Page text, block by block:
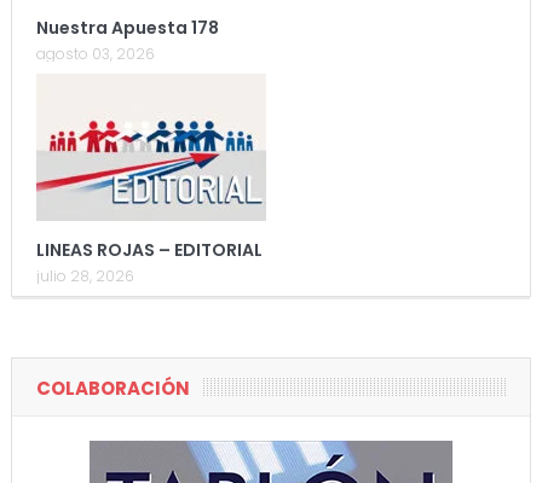
Nuestra Apuesta 178
agosto 03, 2026
LINEAS ROJAS – EDITORIAL
julio 28, 2026
COLABORACIÓN